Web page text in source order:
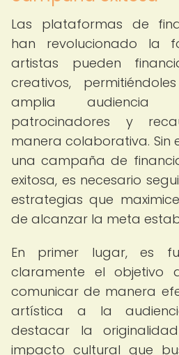
Las plataformas de
han revolucionado la
artistas pueden
creativos,
amplia audiencia
patrocinadores y
manera colaborativa. Sin
una campaña de
exitosa, es necesario
estrategias que
de alcanzar la meta
En primer lugar, es
claramente el
comunicar de manera
artística a la
destacar la
impacto cultural que